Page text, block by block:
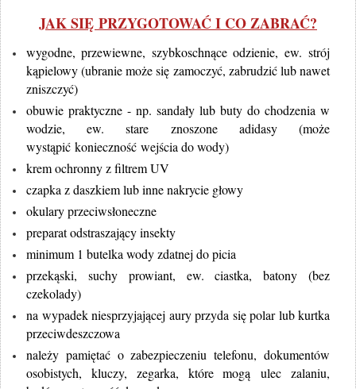
JAK SIĘ PRZYGOTOWAĆ I CO ZABRAĆ?
wygodne, przewiewne, szybkoschnące odzienie, ew. strój
kąpielowy (ubranie może się zamoczyć, zabrudzić lub nawet
zniszczyć)
obuwie praktyczne - np. sandały lub buty do chodzenia w
wodzie, ew. stare znoszone adidasy (może
wystąpić konieczność wejścia do wody)
krem ochronny z filtrem UV
czapka z daszkiem lub inne nakrycie głowy
okulary przeciwsłoneczne
preparat odstraszający insekty
minimum 1 butelka wody zdatnej do picia
przekąski, suchy prowiant, ew. ciastka, batony (bez
czekolady)
na wypadek niesprzyjającej aury przyda się polar lub kurtka
przeciwdeszczowa
należy pamiętać o zabezpieczeniu telefonu, dokumentów
osobistych, kluczy, zegarka, które mogą ulec zalaniu,